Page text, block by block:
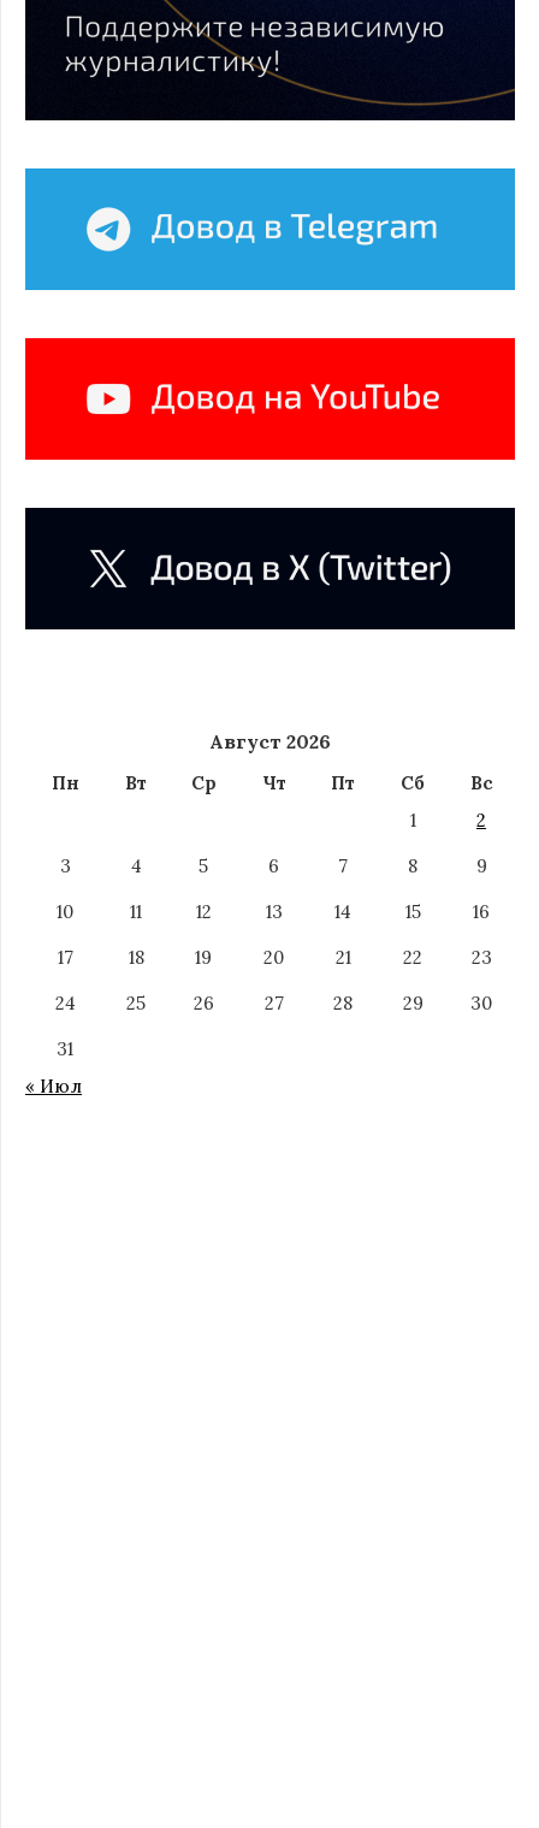
Август 2026
Пн Вт Ср Чт Пт Сб
Вс
1
2
3
4 5 6 7 8
9
10
11 12 13 14 15
16
17
18 19 20 21 22
23
24
25 26 27 28 29
30
31
« Июл